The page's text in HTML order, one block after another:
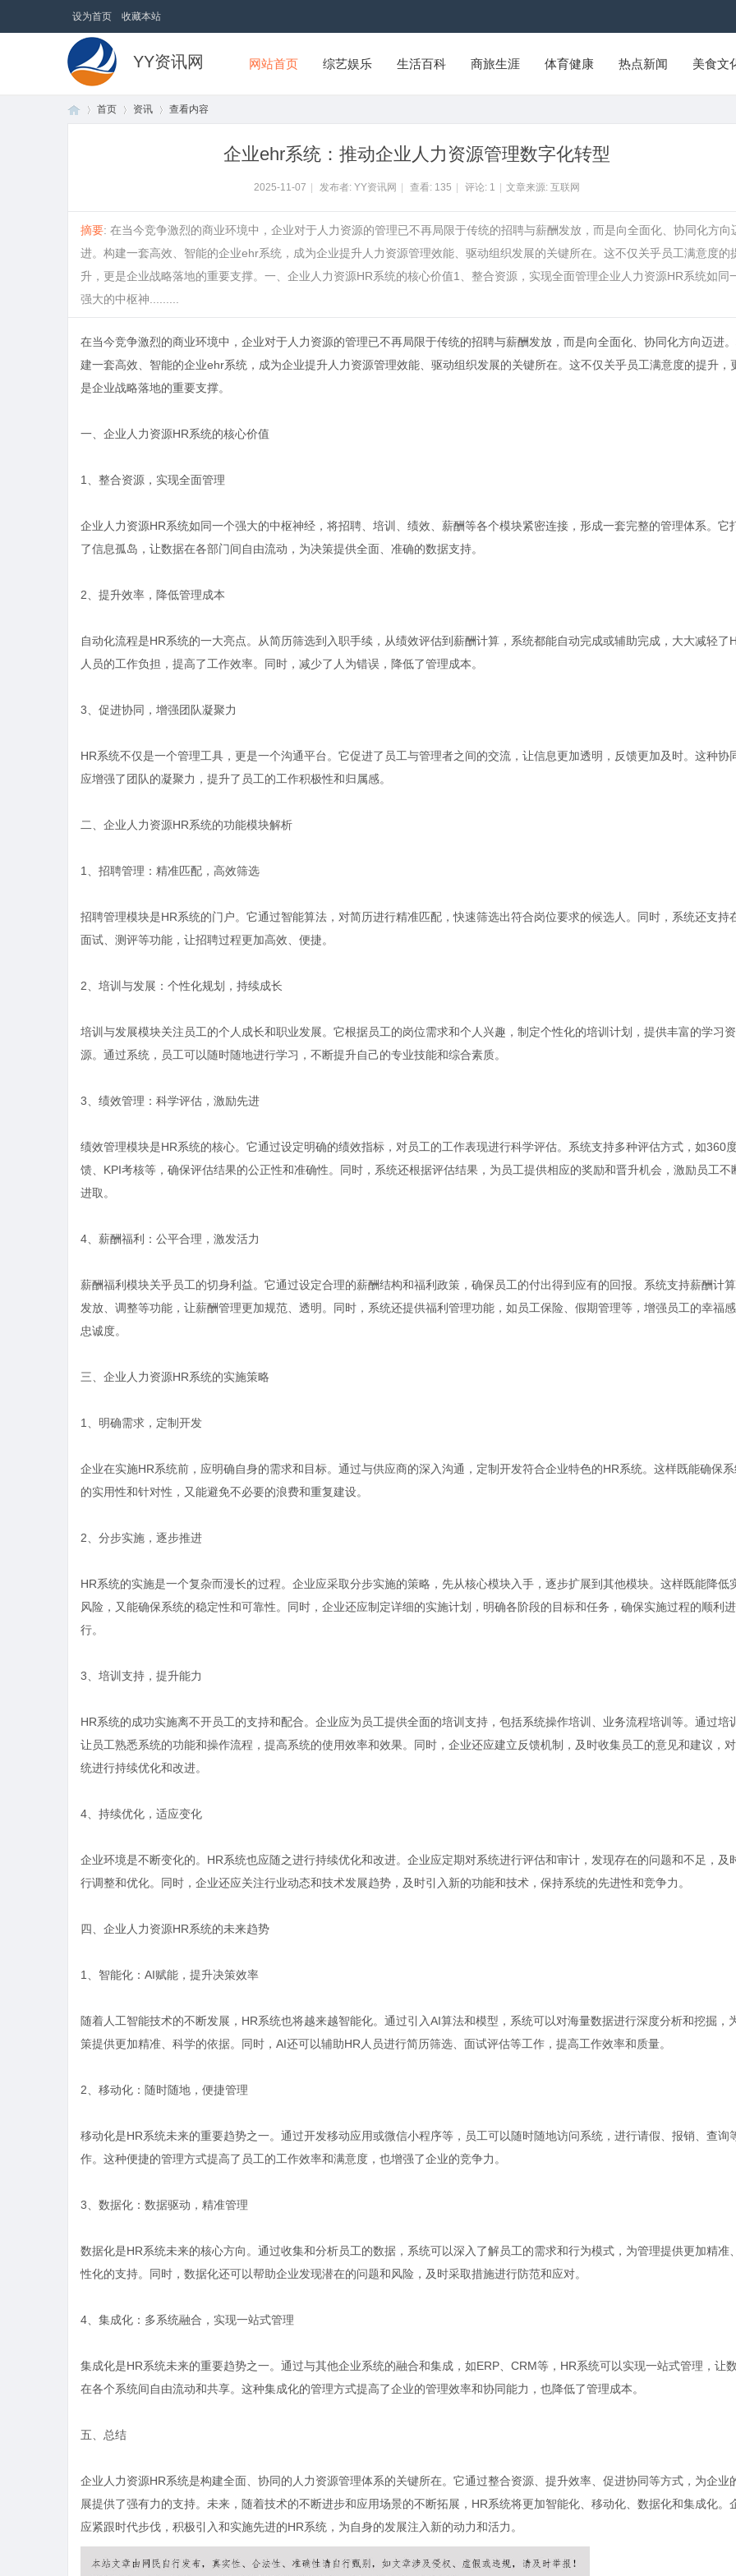
设为首页 收藏本站
YY资讯网 网站首页 综艺娱乐 生活百科 商旅生涯 体育健康 热点新闻 美食文
首页 资讯 查看内容
企业ehr系统：推动企业人力资源管理数字化转型
2025-11-07 发布者: YY资讯网 查看: 135 评论: 1 文章来源: 互联网
摘要: 在当今竞争激烈的商业环境中，企业对于人力资源的管理已不再局限于传统的招聘与薪酬发放，而是向全面化、协同化方向
进。构建一套高效、智能的企业ehr系统，成为企业提升人力资源管理效能、驱动组织发展的关键所在。这不仅关乎员工满意度的
升，更是企业战略落地的重要支撑。一、企业人力资源HR系统的核心价值1、整合资源，实现全面管理企业人力资源HR系统如同
强大的中枢神.........
在当今竞争激烈的商业环境中，企业对于人力资源的管理已不再局限于传统的招聘与薪酬发放，而是向全面化、协同化方向迈进
建一套高效、智能的企业ehr系统 ，成为企业提升人力资源管理效能、驱动组织发展的关键所在。这不仅关乎员工满意度的提升，
是企业战略落地的重要支撑。
一、企业人力资源HR系统的核心价值
1、整合资源，实现全面管理
企业人力资源HR系统如同一个强大的中枢神经，将招聘、培训、绩效、薪酬等各个模块紧密连接，形成一套完整的管理体系。它
了信息孤岛，让数据在各部门间自由流动，为决策提供全面、准确的数据支持。
2、提升效率，降低管理成本
自动化流程是HR系统的一大亮点。从简历筛选到入职手续，从绩效评估到薪酬计算，系统都能自动完成或辅助完成，大大减轻了
人员的工作负担，提高了工作效率。同时，减少了人为错误，降低了管理成本。
3、促进协同，增强团队凝聚力
HR系统不仅是一个管理工具，更是一个沟通平台。它促进了员工与管理者之间的交流，让信息更加透明，反馈更加及时。这种协
应增强了团队的凝聚力，提升了员工的工作积极性和归属感。
二、企业人力资源HR系统的功能模块解析
1、招聘管理：精准匹配，高效筛选
招聘管理模块是HR系统的门户。它通过智能算法，对简历进行精准匹配，快速筛选出符合岗位要求的候选人。同时，系统还支持
面试、测评等功能，让招聘过程更加高效、便捷。
2、培训与发展：个性化规划，持续成长
培训与发展模块关注员工的个人成长和职业发展。它根据员工的岗位需求和个人兴趣，制定个性化的培训计划，提供丰富的学习资
源。通过系统，员工可以随时随地进行学习，不断提升自己的专业技能和综合素质。
3、绩效管理：科学评估，激励先进
绩效管理模块是HR系统的核心。它通过设定明确的绩效指标，对员工的工作表现进行科学评估。系统支持多种评估方式，如360
馈、KPI考核等，确保评估结果的公正性和准确性。同时，系统还根据评估结果，为员工提供相应的奖励和晋升机会，激励员工不
进取。
4、薪酬福利：公平合理，激发活力
薪酬福利模块关乎员工的切身利益。它通过设定合理的薪酬结构和福利政策，确保员工的付出得到应有的回报。系统支持薪酬计算
发放、调整等功能，让薪酬管理更加规范、透明。同时，系统还提供福利管理功能，如员工保险、假期管理等，增强员工的幸福
忠诚度。
三、企业人力资源HR系统的实施策略
1、明确需求，定制开发
企业在实施HR系统前，应明确自身的需求和目标。通过与供应商的深入沟通，定制开发符合企业特色的HR系统。这样既能确保
的实用性和针对性，又能避免不必要的浪费和重复建设。
2、分步实施，逐步推进
HR系统的实施是一个复杂而漫长的过程。企业应采取分步实施的策略，先从核心模块入手，逐步扩展到其他模块。这样既能降低
风险，又能确保系统的稳定性和可靠性。同时，企业还应制定详细的实施计划，明确各阶段的目标和任务，确保实施过程的顺利进
行。
3、培训支持，提升能力
HR系统的成功实施离不开员工的支持和配合。企业应为员工提供全面的培训支持，包括系统操作培训、业务流程培训等。通过培
让员工熟悉系统的功能和操作流程，提高系统的使用效率和效果。同时，企业还应建立反馈机制，及时收集员工的意见和建议，
统进行持续优化和改进。
4、持续优化，适应变化
企业环境是不断变化的。HR系统也应随之进行持续优化和改进。企业应定期对系统进行评估和审计，发现存在的问题和不足，及
行调整和优化。同时，企业还应关注行业动态和技术发展趋势，及时引入新的功能和技术，保持系统的先进性和竞争力。
四、企业人力资源HR系统的未来趋势
1、智能化：AI赋能，提升决策效率
随着人工智能技术的不断发展，HR系统也将越来越智能化。通过引入AI算法和模型，系统可以对海量数据进行深度分析和挖掘，
策提供更加精准、科学的依据。同时，AI还可以辅助HR人员进行简历筛选、面试评估等工作，提高工作效率和质量。
2、移动化：随时随地，便捷管理
移动化是HR系统未来的重要趋势之一。通过开发移动应用或微信小程序等，员工可以随时随地访问系统，进行请假、报销、查询
作。这种便捷的管理方式提高了员工的工作效率和满意度，也增强了企业的竞争力。
3、数据化：数据驱动，精准管理
数据化是HR系统未来的核心方向。通过收集和分析员工的数据，系统可以深入了解员工的需求和行为模式，为管理提供更加精准
性化的支持。同时，数据化还可以帮助企业发现潜在的问题和风险，及时采取措施进行防范和应对。
4、集成化：多系统融合，实现一站式管理
集成化是HR系统未来的重要趋势之一。通过与其他企业系统的融合和集成，如ERP、CRM等，HR系统可以实现一站式管理，让
在各个系统间自由流动和共享。这种集成化的管理方式提高了企业的管理效率和协同能力，也降低了管理成本。
五、总结
企业人力资源HR系统是构建全面、协同的人力资源管理体系的关键所在。它通过整合资源、提升效率、促进协同等方式，为企业
展提供了强有力的支持。未来，随着技术的不断进步和应用场景的不断拓展，HR系统将更加智能化、移动化、数据化和集成化。
应紧跟时代步伐，积极引入和实施先进的HR系统，为自身的发展注入新的动力和活力。